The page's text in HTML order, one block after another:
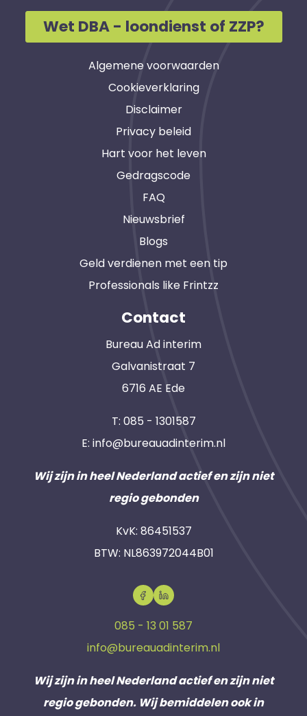
Wet DBA - loondienst of ZZP?
Algemene voorwaarden
Cookieverklaring
Disclaimer
Privacy beleid
Hart voor het leven
Gedragscode
FAQ
Nieuwsbrief
Blogs
Geld verdienen met een tip
Professionals like Frintzz
Contact
Bureau Ad interim
Galvanistraat 7
6716 AE Ede
T: 085 - 1301587
E: info@bureauadinterim.nl
Wij zijn in heel Nederland actief en zijn niet
regio gebonden
KvK: 86451537
BTW: NL863972044B01
085 - 13 01 587
info@bureauadinterim.nl
Wij zijn in heel Nederland actief en zijn niet
regio gebonden. Wij bemiddelen ook in